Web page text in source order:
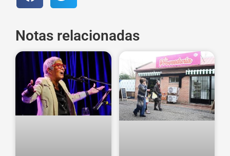
Notas relacionadas